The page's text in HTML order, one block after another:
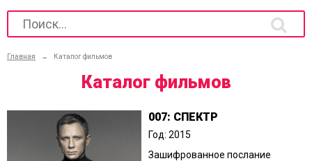
Главная → Каталог фильмов
Каталог фильмов
007: СПЕКТР
Год: 2015
Зашифрованное послание